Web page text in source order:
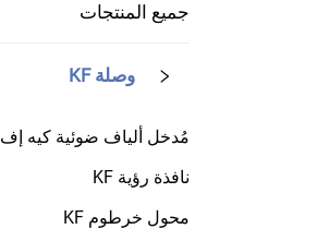
جميع المنتجات
وصلة KF
مُدخل ألياف ضوئية كيه إف
نافذة رؤية KF
محول خرطوم KF